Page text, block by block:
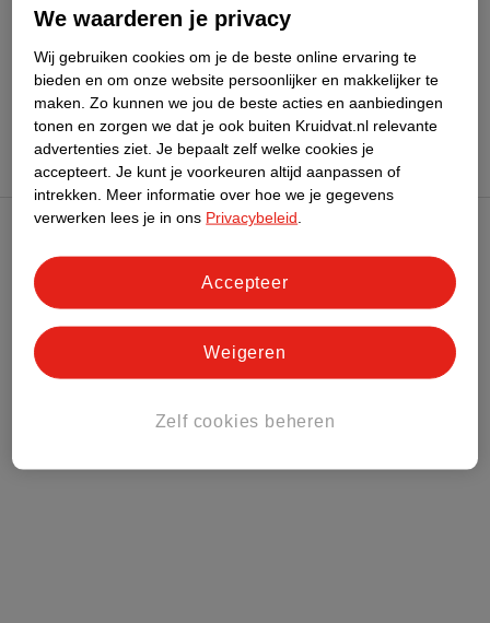
Klantenservice
Over Kruidvat
We waarderen je privacy
Wij gebruiken cookies om je de beste online ervaring te
bieden en om onze website persoonlijker en makkelijker te
maken. Zo kunnen we jou de beste acties en aanbiedingen
tonen en zorgen we dat je ook buiten Kruidvat.nl relevante
advertenties ziet. Je bepaalt zelf welke cookies je
accepteert. Je kunt je voorkeuren altijd aanpassen of
intrekken.
Meer informatie over hoe we je gegevens
verwerken lees je in ons Privacybeleid
Zelf cookies beheren
Weigeren
Accepteer